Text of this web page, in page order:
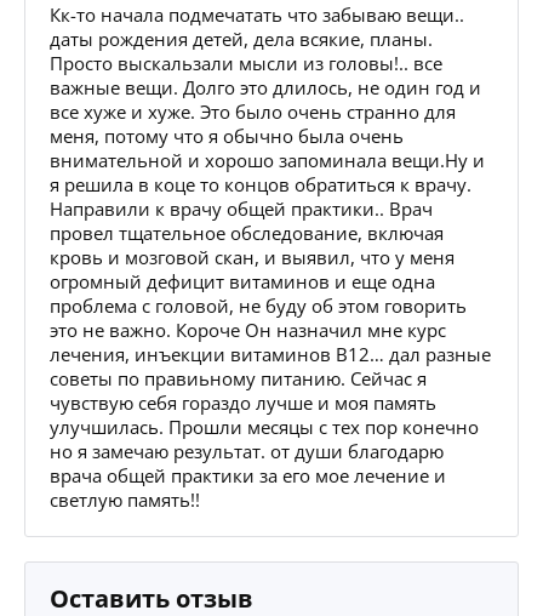
Кк-то начала подмечатать что забываю вещи..
даты рождения детей, дела всякие, планы.
Просто выскальзали мысли из головы!.. все
важные вещи. Долго это длилось, не один год и
все хуже и хуже. Это было очень странно для
меня, потому что я обычно была очень
внимательной и хорошо запоминала вещи.Ну и
я решила в коце то концов обратиться к врачу.
Направили к врачу общей практики.. Врач
провел тщательное обследование, включая
кровь и мозговой скан, и выявил, что у меня
огромный дефицит витаминов и еще одна
проблема с головой, не буду об этом говорить
это не важно. Короче Он назначил мне курс
лечения, инъекции витаминов В12… дал разные
советы по правиьному питанию. Сейчас я
чувствую себя гораздо лучше и моя память
улучшилась. Прошли месяцы с тех пор конечно
но я замечаю результат. от души благодарю
врача общей практики за его мое лечение и
светлую память!!
Оставить отзыв